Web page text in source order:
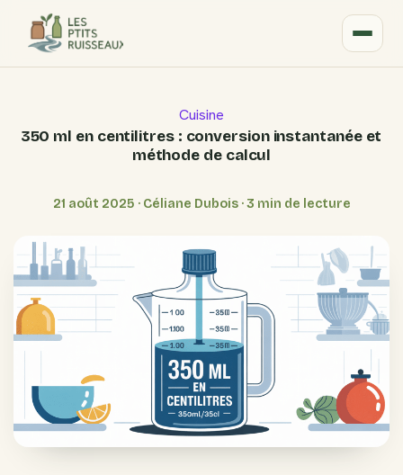
Cuisine
350 ml en centilitres : conversion instantanée et
méthode de calcul
21 août 2025 · Céliane Dubois · 3 min de lecture